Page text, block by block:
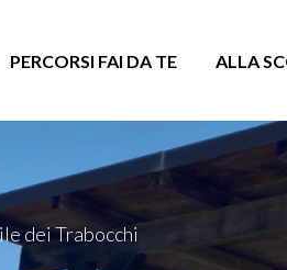
PERCORSI FAI DA TE ALLA
dei Trabocchi